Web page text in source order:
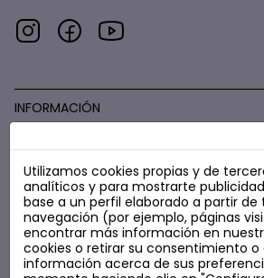
INFORMACIÓN
COSMÉTICA LOW COST
Utilizamos cookies propias y de
analíticos y para mostrarte
base a un perfil elaborado a partir de
navegación (por ejemplo, páginas
encontrar más información en
cookies o retirar su consentimiento o
información acerca de sus